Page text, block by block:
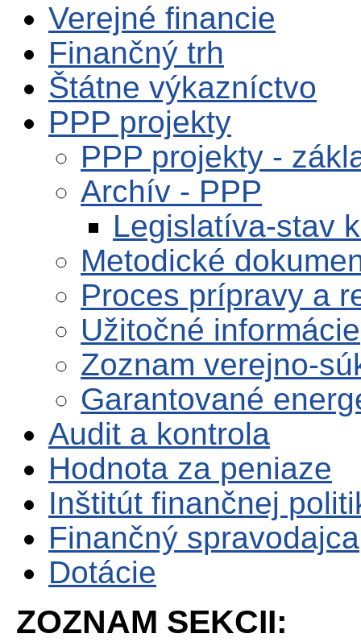
Verejné financie
Finančný trh
Štátne výkazníctvo
PPP projekty
PPP projekty -
Archív - PPP
Legislatíva-stav
Metodické
Proces prípravy a
Užitočné informácie
Zoznam verejno-
Garantované
Audit a kontrola
Hodnota za peniaze
Inštitút finančnej
Finančný spravodajca
Dotácie
ZOZNAM SEKCII: